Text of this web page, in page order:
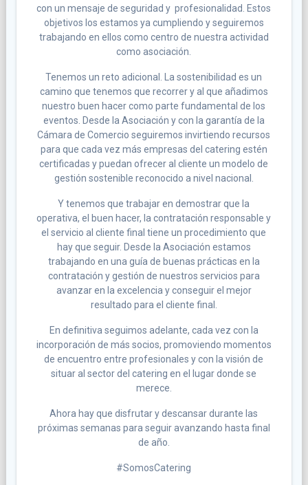
con un mensaje de seguridad y profesionalidad. Estos
objetivos los estamos ya cumpliendo y seguiremos
trabajando en ellos como centro de nuestra actividad
como asociación.
Tenemos un reto adicional. La sostenibilidad es un
camino que tenemos que recorrer y al que añadimos
nuestro buen hacer como parte fundamental de los
eventos. Desde la Asociación y con la garantía de la
Cámara de Comercio seguiremos invirtiendo recursos
para que cada vez más empresas del catering estén
certificadas y puedan ofrecer al cliente un modelo de
gestión sostenible reconocido a nivel nacional.
Y tenemos que trabajar en demostrar que la
operativa, el buen hacer, la contratación responsable y
el servicio al cliente final tiene un procedimiento que
hay que seguir. Desde la Asociación estamos
trabajando en una guía de buenas prácticas en la
contratación y gestión de nuestros servicios para
avanzar en la excelencia y conseguir el mejor
resultado para el cliente final.
En definitiva seguimos adelante, cada vez con la
incorporación de más socios, promoviendo momentos
de encuentro entre profesionales y con la visión de
situar al sector del catering en el lugar donde se
merece.
Ahora hay que disfrutar y descansar durante las
próximas semanas para seguir avanzando hasta final
de año.
#SomosCatering